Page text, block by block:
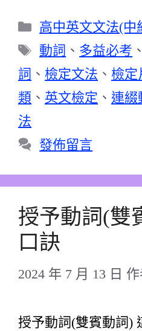
分
類
高中英文文法(中
標
籤
動詞 、 多益必考 、
詞 、 檢定文法 、 檢定
類 、 英文檢定 、 連綴
法
發佈留言
授予動詞(雙
口訣
2024 年 7 月 13 日
授予動詞(雙賓動詞)